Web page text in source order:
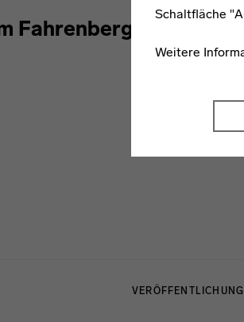
Schaltfläche
Weitere
Fahrenberg